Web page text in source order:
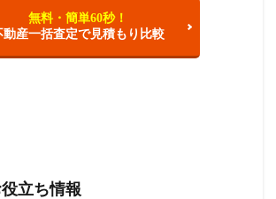
無料・簡単60秒！
動産一括査定で見積もり比較
立ち情報